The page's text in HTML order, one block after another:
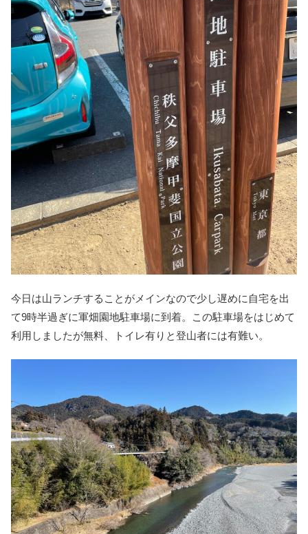
今日は山ランチすることがメインなので少し遅めに自宅を出
て9時半過ぎに軍畑園地駐車場に到着。この駐車場をはじめて
利用しましたが無料、トイレ有りと登山者には有難い。